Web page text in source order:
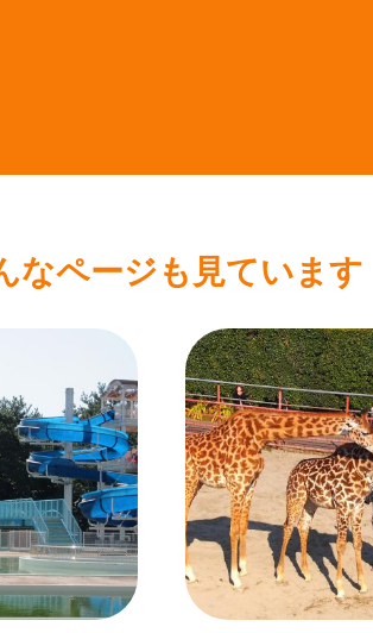
なページも見ています